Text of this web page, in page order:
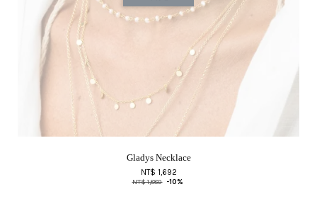
Gladys Necklace
NT$ 1,692
NT$ 1,880 -10%